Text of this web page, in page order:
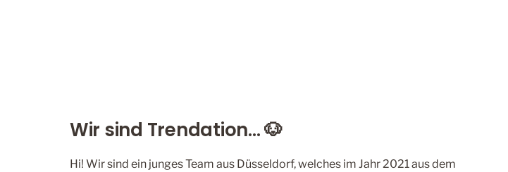
Wir sind Trendation... 🐶
Hi! Wir sind ein junges Team aus Düsseldorf, welches im Jahr 2021 aus dem